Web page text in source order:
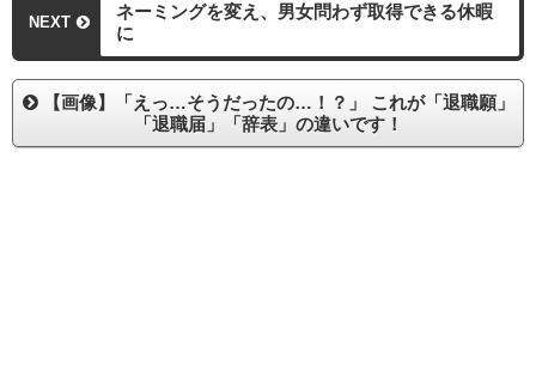
NEXT
ネーミングを変え、男女問わず取得できる休暇
に
【画像】「えっ…そうだったの…！？」 これが「退職願」
「退職届」「辞表」の違いです！